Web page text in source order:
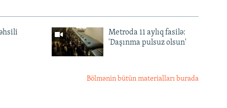
Metroda 11 aylıq fasilə:
'Daşınma pulsuz olsun'
Bölmənin bütün materialları burada